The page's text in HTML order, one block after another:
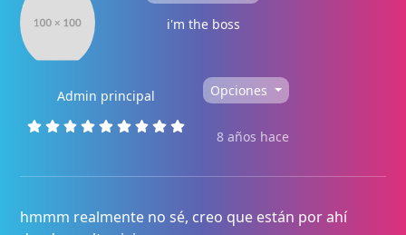
i'm the boss
Admin principal Opciones
8 años hace
hmmm realmente no sé, creo que están por ahí